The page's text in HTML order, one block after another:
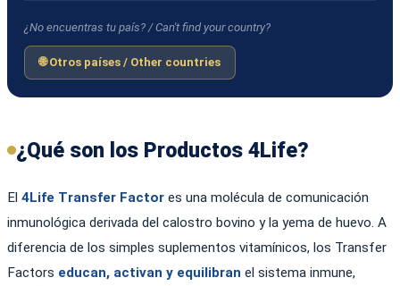
¿No encuentras tu país? / Can't find your country?
🌐 Otros países / Other countries
¿Qué son los Productos 4Life?
El 4Life Transfer Factor es una molécula de comunicación
inmunológica derivada del calostro bovino y la yema de huevo. A
diferencia de los simples suplementos vitamínicos, los Transfer
Factors educan, activan y equilibran el sistema inmune,